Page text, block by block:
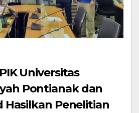
Universitas
Pontianak dan
Hasilkan Penelitian